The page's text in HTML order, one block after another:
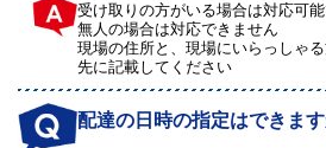
受け取りの方がいる場合は対応可
無人の場合は対応できません
現場の住所と、現場にいらっしゃ
先に記載してください
配達の日時の指定はできます